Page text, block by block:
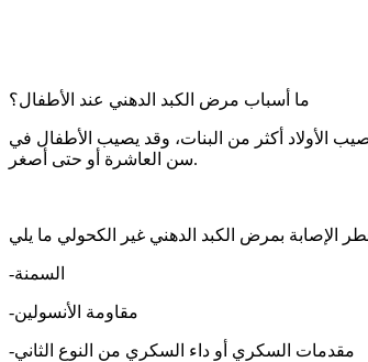
ما أسباب مرض الكبد الدهني عند الأطفال؟
الأولاد أكثر من البنات، وقد يصيب الأطفال في
سن العاشرة أو حتى أصغر.
-السمنة
-مقاومة الأنسولين
-مقدمات السكري أو داء السكري من النوع الثاني